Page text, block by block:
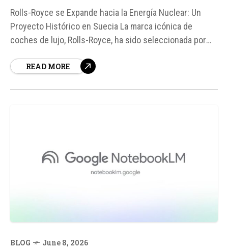
Rolls-Royce se Expande hacia la Energía Nuclear: Un
Proyecto Histórico en Suecia La marca icónica de
coches de lujo, Rolls-Royce, ha sido seleccionada por
para una central nuclear en la península de Värö, cerca
READ MORE
BLOG June 8, 2026